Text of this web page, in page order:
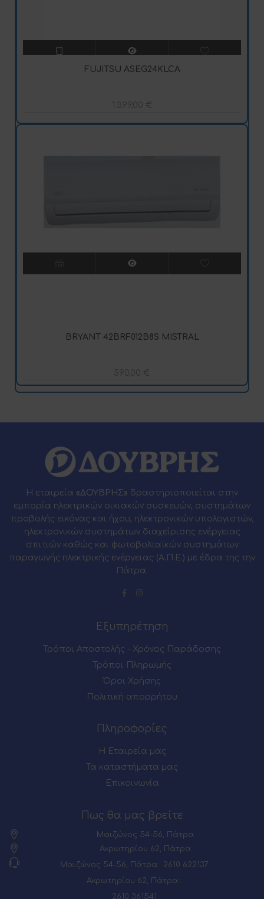
FUJITSU ASEG24KLCA
1.399,00 €
BRYANT 42BRF012B8S MISTRAL
590,00 €
Η εταιρεία «ΔΟΥΒΡΗΣ» δραστηριοποιείται στην
εμπορία ηλεκτρικών οικιακών συσκευών, συστημάτων
προβολής εικόνας και ήχου, ηλεκτρονικών υπολογιστών,
ηλεκτρονικών συστημάτων διαχείρισης ενέργειας
σπιτιών καθώς και φωτοβολταϊκών συστημάτων
παραγωγής ηλεκτρικής ενέργειας (Α.Π.Ε.) με έδρα της την
Πάτρα.
Εξυπηρέτηση
Τρόποι Αποστολής - Χρόνος Παράδοσης
Τρόποι Πληρωμής
Όροι Χρήσης
Πολιτική απορρήτου
Πληροφορίες
Η Εταιρεία μας
Τα καταστήματα μας
Επικοινωνία
Πως θα μας βρείτε
Μαιζώνος 54-56, Πάτρα
Ακρωτηρίου 62, Πάτρα
Μαιζώνος 54-56, Πάτρα : 2610 622137
Ακρωτηρίου 62, Πάτρα :
2610 361541